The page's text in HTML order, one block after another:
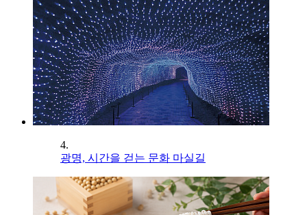
4.
광명, 시간을 걷는 문화 마실길